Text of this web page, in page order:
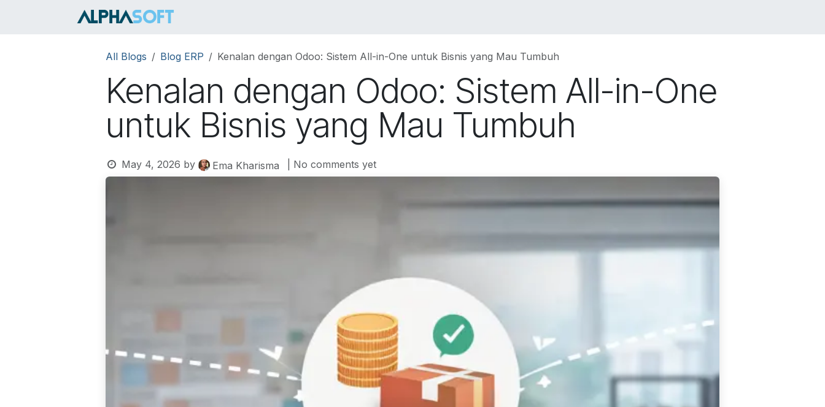
All Blogs Blog ERP Kenalan dengan Odoo: Sistem All-in-One untuk Bisnis yang Mau Tumbuh
Kenalan dengan Odoo: Sistem All-in-One
untuk Bisnis yang Mau Tumbuh
May 4, 2026 by Ema Kharisma | No comments yet